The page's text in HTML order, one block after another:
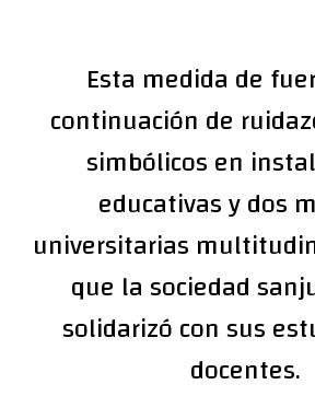
Esta medida de
continuación de
simbólicos en
educativas y dos
universitarias
que la sociedad
solidarizó con sus
docentes.